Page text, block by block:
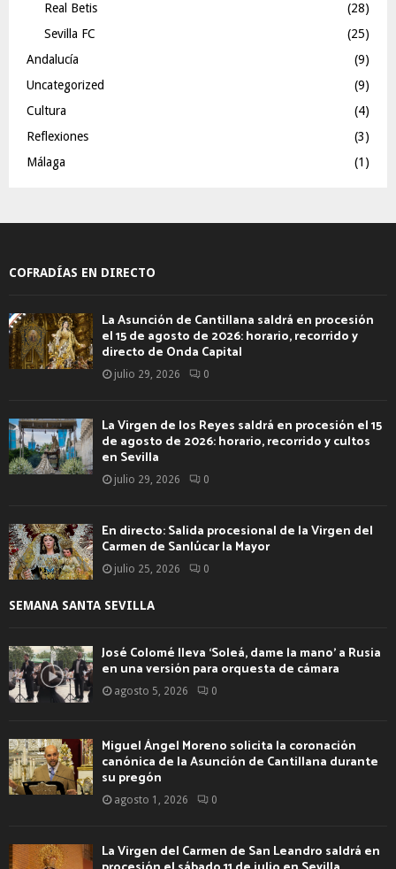
Real Betis
(28)
Sevilla FC
(25)
Andalucía
(9)
Uncategorized
(9)
Cultura
(4)
Reflexiones
(3)
Málaga
(1)
COFRADÍAS EN DIRECTO
La Asunción de Cantillana saldrá en procesión
el 15 de agosto de 2026: horario, recorrido y
directo de Onda Capital
julio 29, 2026 0
La Virgen de los Reyes saldrá en procesión el 15
de agosto de 2026: horario, recorrido y cultos
en Sevilla
julio 29, 2026 0
En directo: Salida procesional de la Virgen del
Carmen de Sanlúcar la Mayor
julio 25, 2026 0
SEMANA SANTA SEVILLA
José Colomé lleva ‘Soleá, dame la mano’ a Rusia
en una versión para orquesta de cámara
agosto 5, 2026 0
Miguel Ángel Moreno solicita la coronación
canónica de la Asunción de Cantillana durante
su pregón
agosto 1, 2026 0
La Virgen del Carmen de San Leandro saldrá en